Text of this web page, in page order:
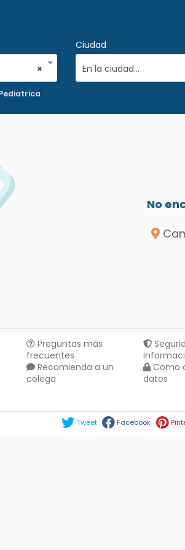
×
Ciudad
En la ciudad...
No
Preguntas más
frecuentes
Recomienda a un
colega
Como
datos
Tweet Facebook